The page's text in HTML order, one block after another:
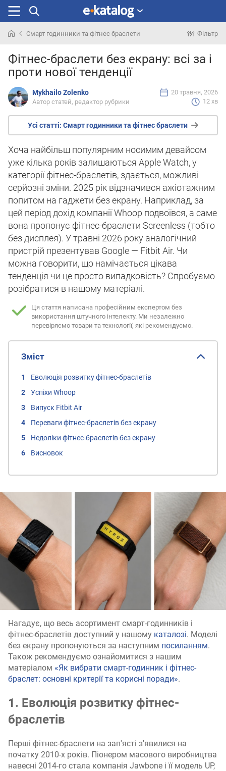
раніше
Смарт годинники та фітнес браслети Фільтр
Фітнес-браслети без екрану: всі за і
проти нової тенденції
Mykhailo Zolenko
Автор статей, редактор рубрики 12 хв
20 травня, 2026
Усі статті: Смарт годинники та фітнес браслети
Хоча найбільш популярним носимим девайсом
уже кілька років залишаються Apple Watch, у
категорії фітнес-браслетів, здається, можливі
серйозні зміни. 2025 рік відзначився ажіотажним
попитом на гаджети без екрану. Наприклад, за
цей період дохід компанії Whoop подвоївся, а саме
вона пропонує фітнес-браслети Screenless (тобто
без дисплея). У травні 2026 року аналогічний
пристрій презентував Google — Fitbit Air. Чи
можна говорити, що намічається цікава
тенденція чи це просто випадковість? Спробуємо
розібратися в нашому матеріалі.
Ця стаття написана професійним експертом без
використання штучного інтелекту. Ми незалежно
перевіряємо товари та технології, які рекомендуємо.
Зміст
Еволюція розвитку фітнес-браслетів
Успіхи Whoop
Випуск Fitbit Air
Переваги фітнес-браслетів без екрану
Недоліки фітнес-браслетів без екрану
Висновок
Нагадує, що весь асортимент смарт-годинників і
фітнес-браслетів доступний у нашому каталозі. Моделі
без екрану пропонуються за наступним посиланням.
Також рекомендуємо ознайомитися з нашим
матеріалом «Як вибрати смарт-годинник і фітнес-
браслет: основні критерії та корисні поради».
1. Еволюція розвитку фітнес-
браслетів
Перші фітнес-браслети на зап'ясті з'явилися на
початку 2010-х років. Піонером масового виробництва
навесні 2014-го стала компанія Jawbone і її модель UP,